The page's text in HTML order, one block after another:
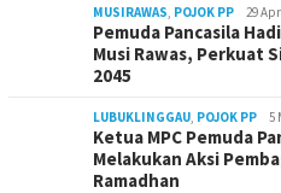
MUSIRAWAS POJOK PP 29
Pemuda Pancasila
Musi Rawas, Perkuat
2045
LUBUKLINGGAU POJOK PP 5
Ketua MPC Pemuda
Melakukan Aksi
Ramadhan